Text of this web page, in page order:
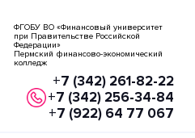
ФГОБУ ВО «Финансовый университет
при Правительстве Российской
Федерации»
Пермский финансово-экономический
колледж
+7 (342) 261-82-22
+7 (342) 256-34-84
+7 (922) 64 77 067